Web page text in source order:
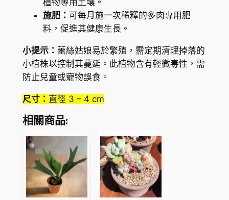
e
t
i
i
r
e
n
s
數
量
植物專用土壤。
施肥： 可每月施一次稀釋的多肉專用肥
料，促進其健康生長。
小提示： 蕾絲姑娘易於繁殖，需定期清理掉落的
小植株以控制其蔓延。此植物含有輕微毒性，需
防止兒童或寵物誤食。
尺寸： 直徑 3 – 4 cm
相關商品: